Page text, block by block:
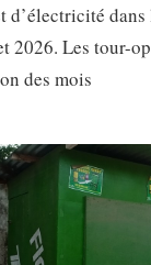
d’électricité
2026. Les tour-
des mois